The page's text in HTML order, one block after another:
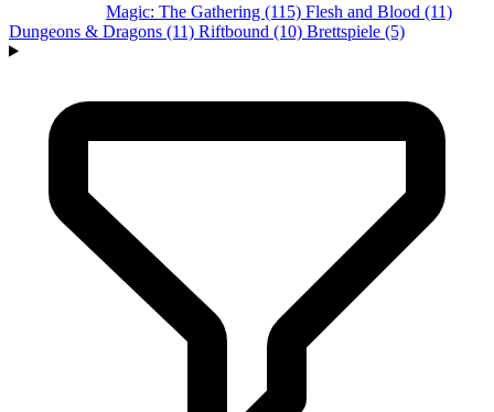
Magic: The Gathering (115) Flesh and Blood (11)
Dungeons & Dragons (11) Riftbound (10) Brettspiele (5)